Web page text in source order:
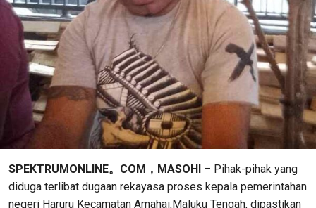
SPEKTRUMONLINE。COM，MASOHI – Pihak-pihak yang
diduga terlibat dugaan rekayasa proses kepala pemerintahan
negeri Haruru Kecamatan Amahai,Maluku Tengah, dipastikan